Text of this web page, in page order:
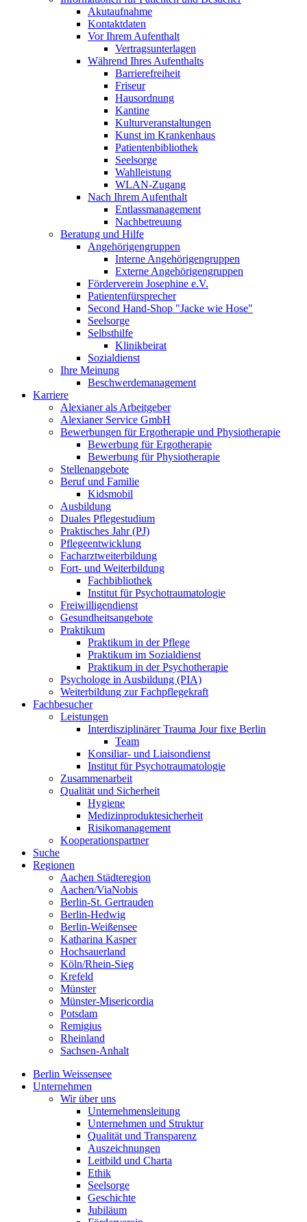
Akutaufnahme
Kontaktdaten
Vor Ihrem Aufenthalt
Vertragsunterlagen
Während Ihres Aufenthalts
Barrierefreiheit
Friseur
Hausordnung
Kantine
Kulturveranstaltungen
Kunst im Krankenhaus
Patientenbibliothek
Seelsorge
Wahlleistung
WLAN-Zugang
Nach Ihrem Aufenthalt
Entlassmanagement
Nachbetreuung
Beratung und Hilfe
Angehörigengruppen
Interne Angehörigengruppen
Externe Angehörigengruppen
Förderverein Josephine e.V.
Patientenfürsprecher
Second Hand-Shop "Jacke wie Hose"
Seelsorge
Selbsthilfe
Klinikbeirat
Sozialdienst
Ihre Meinung
Beschwerdemanagement
Karriere
Alexianer als Arbeitgeber
Alexianer Service GmbH
Bewerbungen für Ergotherapie und Physiotherapie
Bewerbung für Ergotherapie
Bewerbung für Physiotherapie
Stellenangebote
Beruf und Familie
Kidsmobil
Ausbildung
Duales Pflegestudium
Praktisches Jahr (PJ)
Pflegeentwicklung
Facharztweiterbildung
Fort- und Weiterbildung
Fachbibliothek
Institut für Psychotraumatologie
Freiwilligendienst
Gesundheitsangebote
Praktikum
Praktikum in der Pflege
Praktikum im Sozialdienst
Praktikum in der Psychotherapie
Psychologe in Ausbildung (PIA)
Weiterbildung zur Fachpflegekraft
Fachbesucher
Leistungen
Interdisziplinärer Trauma Jour fixe Berlin
Team
Konsiliar- und Liaisondienst
Institut für Psychotraumatologie
Zusammenarbeit
Qualität und Sicherheit
Hygiene
Medizinproduktesicherheit
Risikomanagement
Kooperationspartner
Suche
Regionen
Aachen Städteregion
Aachen/ViaNobis
Berlin-St. Gertrauden
Berlin-Hedwig
Berlin-Weißensee
Katharina Kasper
Hochsauerland
Köln/Rhein-Sieg
Krefeld
Münster
Münster-Misericordia
Potsdam
Remigius
Rheinland
Sachsen-Anhalt
Berlin Weissensee
Unternehmen
Wir über uns
Unternehmensleitung
Unternehmen und Struktur
Qualität und Transparenz
Auszeichnungen
Leitbild und Charta
Ethik
Seelsorge
Geschichte
Jubiläum